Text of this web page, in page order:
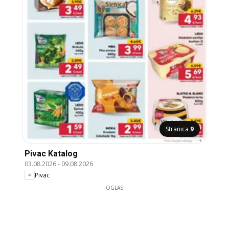
Stranica 9
Pivac Katalog
03.08.2026- 09.08.2026
Pivac
OGLAS